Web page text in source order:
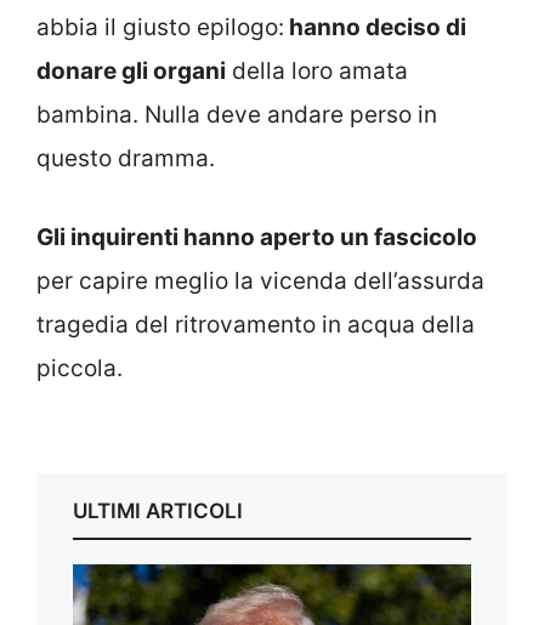
abbia il giusto epilogo: hanno deciso di
donare gli organi della loro amata
bambina. Nulla deve andare perso in
questo dramma.
Gli inquirenti hanno aperto un fascicolo
per capire meglio la vicenda dell’assurda
tragedia del ritrovamento in acqua della
piccola.
ULTIMI ARTICOLI